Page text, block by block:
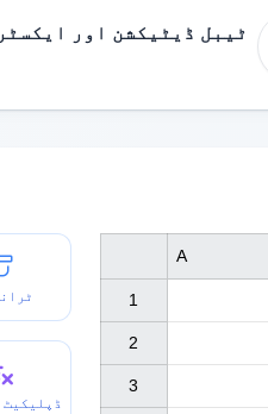
ٹیبل ڈیٹیکشن اور
1
2
3
A